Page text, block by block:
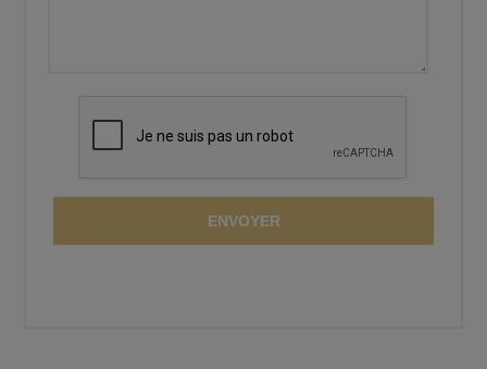
ENVOYER